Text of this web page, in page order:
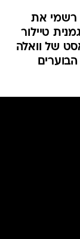
רשמי את
טיילור
של וואלה